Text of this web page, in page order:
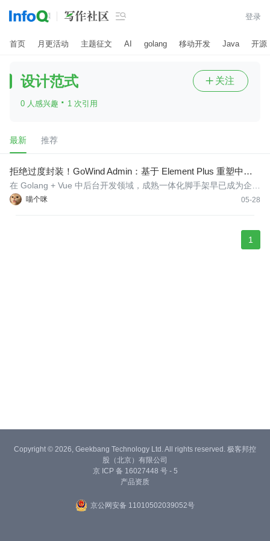
 登录
首页 月更活动 主题征文 AI golang 移动开发 Java 开源
设计范式
0 人感兴趣 · 1 次引用
 关注
最新 推荐
拒绝过度封装！GoWind Admin：基于 Element Plus 重塑中后
台 CRUD 开发范式
喵个咪 05-28
在 Golang + Vue 中后台开发领域，成熟一体化脚手架早已成为企业
项目开发的首选方案。标准化脚手架能够完成项目初始化、权限封
1
Copyright © 2026, Geekbang Technology Ltd. All rights reserved. 极客邦控
股（北京）有限公司
京 ICP 备 16027448 号 - 5
产品资质
京公网安备 11010502039052号